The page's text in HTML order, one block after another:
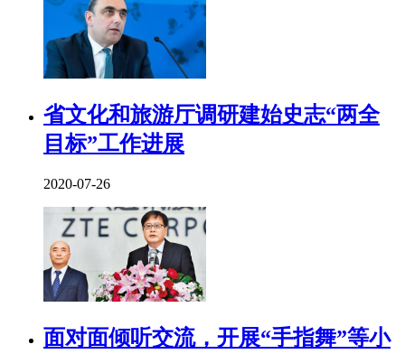
省文化和旅游厅调研建始史志“两全
目标”工作进展
2020-07-26
面对面倾听交流，开展“手指舞”等小